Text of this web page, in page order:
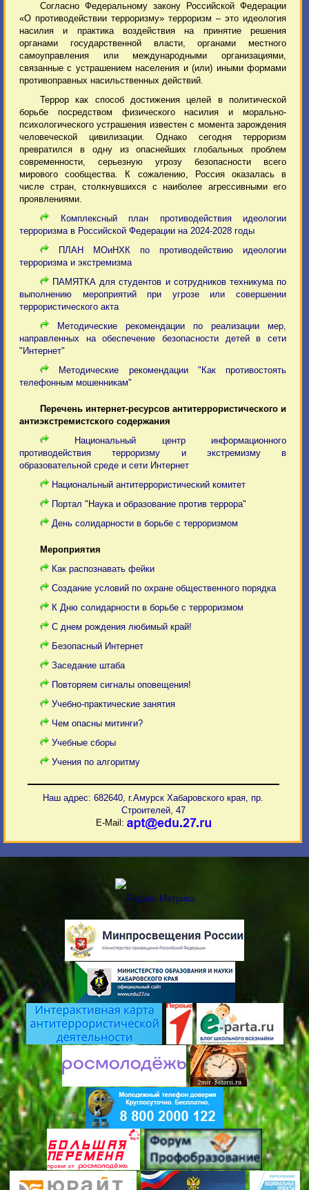
Согласно Федеральному закону Российской Федерации
«О противодействии терроризму» терроризм – это идеология
насилия и практика воздействия на принятие решения
органами государственной власти, органами местного
самоуправления или международными организациями,
связанные с устрашением населения и (или) иными формами
противоправных насильственных действий.
Террор как способ достижения целей в политической
борьбе посредством физического насилия и морально-
психологического устрашения известен с момента зарождения
человеческой цивилизации. Однако сегодня терроризм
превратился в одну из опаснейших глобальных проблем
современности, серьезную угрозу безопасности всего
мирового сообщества. К сожалению, Россия оказалась в
числе стран, столкнувшихся с наиболее агрессивными его
проявлениями.
Комплексный план противодействия идеологии
терроризма в Российской Федерации на 2024-2028 годы
ПЛАН МОиНХК по противодействию идеологии
терроризма и экстремизма
ПАМЯТКА для студентов и сотрудников техникума по
выполнению мероприятий при угрозе или совершении
террористического акта
Методические рекомендации по реализации мер,
направленных на обеспечение безопасности детей в сети
"Интернет"
Методические рекомендации "Как противостоять
телефонным мошенникам"
Перечень интернет-ресурсов антитеррористического и
антиэкстремистского содержания
Национальный центр информационного
противодействия терроризму и экстремизму в
образовательной среде и сети Интернет
Национальный антитеррористический комитет
Портал "Наука и образование против террора"
День солидарности в борьбе с терроризмом
Мероприятия
Как распознавать фейки
Создание условий по охране общественного порядка
К Дню солидарности в борьбе с терроризмом
С днем рождения любимый край!
Безопасный Интернет
Заседание штаба
Повторяем сигналы оповещения!
Учебно-практические занятия
Чем опасны митинги?
Учебные сборы
Учения по алгоритму
Наш адрес: 682640, г.Амурск Хабаровского края, пр.
Строителей, 47
E-Mail: